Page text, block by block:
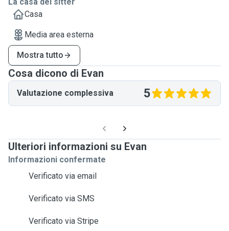
Casa
Media area esterna
Mostra tutto
Cosa dicono di Evan
Valutazione complessiva 5
Ulteriori informazioni su Evan
Informazioni confermate
Verificato via email
Verificato via SMS
Verificato via Stripe